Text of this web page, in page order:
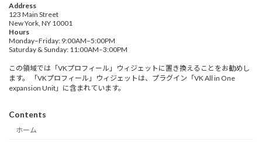
Address
123 Main Street
New York, NY 10001
Hours
Monday–Friday: 9:00AM–5:00PM
Saturday & Sunday: 11:00AM–3:00PM
この領域では「VKプロフィール」ウィジェットに置き換えることをお勧めし
ます。 「VKプロフィール」ウィジェットは、プラグイン「VK All in One
expansion Unit」に含まれています。
Contents
ホーム